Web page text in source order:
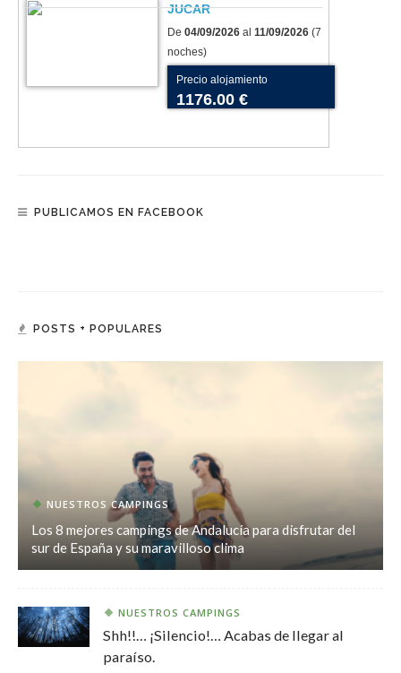
JUCAR
De 04/09/2026 al 11/09/2026 (7
noches)
Precio alojamiento
1176.00 €
PUBLICAMOS EN FACEBOOK
POSTS + POPULARES
NUESTROS CAMPINGS
Los 8 mejores campings de Andalucía para disfrutar del
sur de España y su maravilloso clima
NUESTROS CAMPINGS
Shh!!… ¡Silencio!… Acabas de llegar al
paraíso.